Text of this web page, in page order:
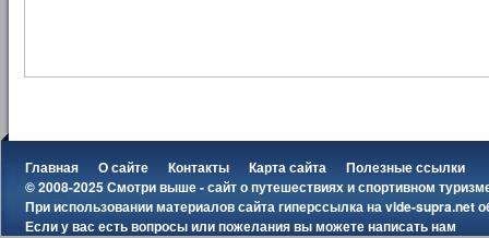
Главная О сайте Контакты Карта сайта
Полезные ссылки
© 2008-2025 Смотри выше - сайт о путешествиях и спортивном
При использовании материалов сайта гиперссылка наvide-supra.net
Если у вас есть вопросы или пожелания вы можетенаписать нам